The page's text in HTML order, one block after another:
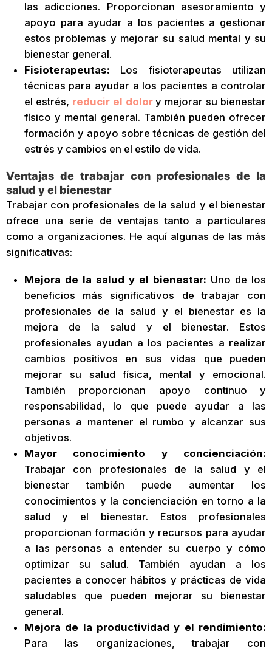
las adicciones. Proporcionan asesoramiento y
apoyo para ayudar a los pacientes a gestionar
estos problemas y mejorar su salud mental y su
bienestar general.
Fisioterapeutas: Los fisioterapeutas utilizan
técnicas para ayudar a los pacientes a controlar
el estrés, reducir el dolory mejorar su bienestar
físico y mental general. También pueden ofrecer
formación y apoyo sobre técnicas de gestión del
estrés y cambios en el estilo de vida.
Ventajas de trabajar con profesionales de la
salud y el bienestar
Trabajar con profesionales de la salud y el bienestar
ofrece una serie de ventajas tanto a particulares
como a organizaciones. He aquí algunas de las más
significativas:
Mejora de la salud y el bienestar: Uno de los
beneficios más significativos de trabajar con
profesionales de la salud y el bienestar es la
mejora de la salud y el bienestar. Estos
profesionales ayudan a los pacientes a realizar
cambios positivos en sus vidas que pueden
mejorar su salud física, mental y emocional.
También proporcionan apoyo continuo y
responsabilidad, lo que puede ayudar a las
personas a mantener el rumbo y alcanzar sus
objetivos.
Mayor conocimiento y concienciación:
Trabajar con profesionales de la salud y el
bienestar también puede aumentar los
conocimientos y la concienciación en torno a la
salud y el bienestar. Estos profesionales
proporcionan formación y recursos para ayudar
a las personas a entender su cuerpo y cómo
optimizar su salud. También ayudan a los
pacientes a conocer hábitos y prácticas de vida
saludables que pueden mejorar su bienestar
general.
Mejora de la productividad y el rendimiento:
Para las organizaciones, trabajar con